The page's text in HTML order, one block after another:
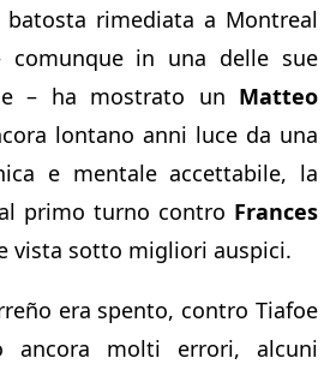
batosta rimediata a Montreal
comunque in una delle sue
– ha mostrato un Matteo
lontano anni luce da una
e mentale accettabile, la
primo turno contro Frances
vista sotto migliori auspici.
era spento, contro Tiafoe
ancora molti errori, alcuni